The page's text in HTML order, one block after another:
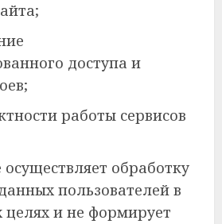
доступа и
работы сервисов
осуществляет обработку
пользователей в
целях и не формирует